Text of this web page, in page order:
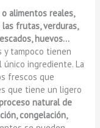
alimentos reales,
frutas, verduras,
huevos…
y tampoco tienen
ingrediente. La
frescos que
que tiene un ligero
natural de
congelación,